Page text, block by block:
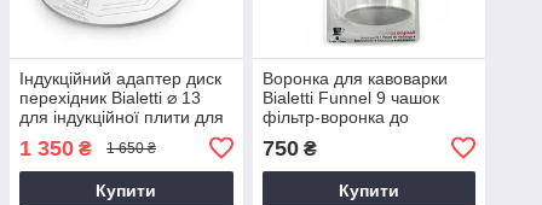
Індукційний адаптер диск
перехідник Bialetti ⌀ 13
для індукційної плити для
кавоварок
1 350 ₴ 1 650 ₴
Купити
Воронка для кавоварки
Bialetti Funnel 9 чашок
фільтр-воронка до
біалетті алюмінієва
750₴
Купити